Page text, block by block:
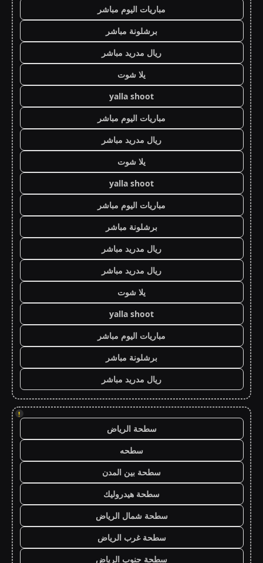
مباريات اليوم مباشر
برشلونة مباشر
ريال مدريد مباشر
يلا شوت
yalla shoot
مباريات اليوم مباشر
ريال مدريد مباشر
يلا شوت
yalla shoot
مباريات اليوم مباشر
برشلونة مباشر
ريال مدريد مباشر
ريال مدريد مباشر
يلا شوت
yalla shoot
مباريات اليوم مباشر
برشلونة مباشر
ريال مدريد مباشر
!
سطحة الرياض
سطحه
سطحة بين المدن
سطحة هيدروليك
سطحة شمال الرياض
سطحة غرب الرياض
سطحة جنوب الرياض